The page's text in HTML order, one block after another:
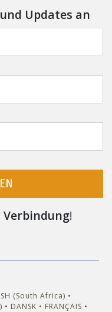
Updates an
Verbindung!
(South Africa)
DANSK FRANÇAIS